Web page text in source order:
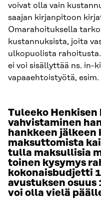
voivat olla vain
saajan kirjanpitoon
Omarahoituksella
kustannuksista, joita
ulkopuolista
ei voi sisällyttää ns. in-
vapaaehtoistyötä,
Tuleeko
vahvistaminen
hankkeen
maksuttomista
tulla maksullisia
toinen kysymys
kokonaisbudjetti
avustuksen osuus
voi olla vielä